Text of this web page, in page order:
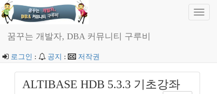
꿈꾸는 개발자, DBA 커뮤니티 구루비
로그인 : 공지 : 저작권
ALTIBASE HDB 5.3.3 기초강좌